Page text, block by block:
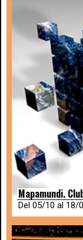
Mapamundi.
Del 05/10 al 18/